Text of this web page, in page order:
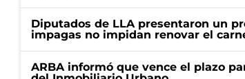
Diputados de LLA presentaron un
impagas no impidan renovar el
ARBA informó que vence el plazo